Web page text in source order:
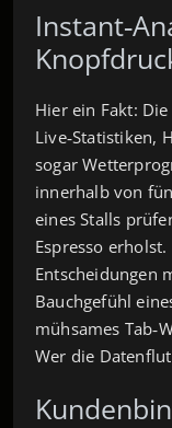
Hier ein Fakt:
Live‑Statistiken,
sogar
innerhalb von
eines Stalls
Espresso
Entscheidungen
Bauchgefühl
mühsames
Wer die